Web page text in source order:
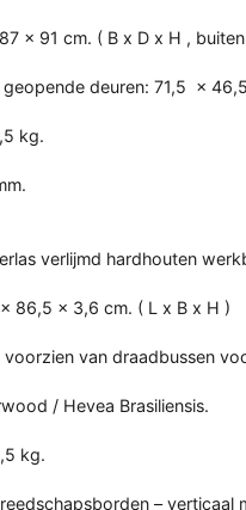
x 91 cm. ( B x D x H ,
deuren: 71,5 x
kg.
verlijmd hardhouten
86,5 x 3,6 cm. ( L x B x H )
van draadbussen
/ Hevea Brasiliensis.
kg.
– verticaal